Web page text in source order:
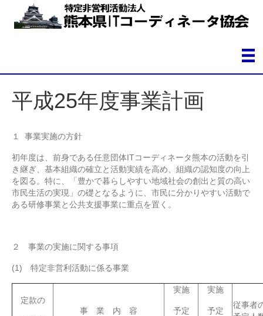
平成25年度事業計画
１ 事業実施の方針
初年度は、前身である任意団体ITコーディネータ熊本の活動を引
き継ぎ、基本組織の確立と活動実績を高め、組織の認知度の向上
を図る。特に、「豊かで暮らしやすい地域社会の創出と質の高い
市民生活の実現」の礎となるように、市民に分かりやすい活動で
ある研修事業と公共支援事業に重点を置く。
２ 事業の実施に関する事項
(1) 特定非営利活動に係る事業
定款の
事 業 内 容
実施
予定
実施
予定
従事者